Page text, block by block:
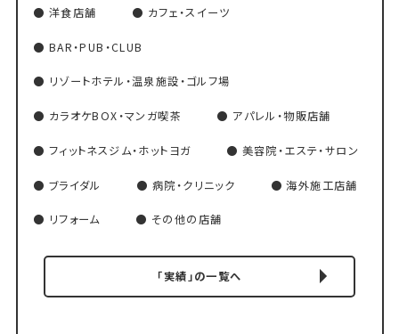
洋食店舗 カフェ・スイーツ
BAR・PUB・CLUB
リゾートホテル・温泉施設・ゴルフ場
カラオケBOX・マンガ喫茶 アパレル・物販店舗
フィットネスジム・ホットヨガ 美容院・エステ・サロン
ブライダル 病院・クリニック 海外施工店舗
リフォーム その他の店舗
「実績」の一覧へ